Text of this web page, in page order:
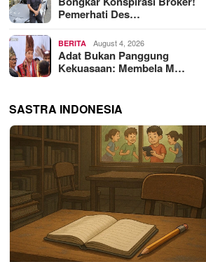
Pemerhati Des…
BERITA August 4, 2026
Adat Bukan Panggung
Kekuasaan: Membela M…
SASTRA INDONESIA